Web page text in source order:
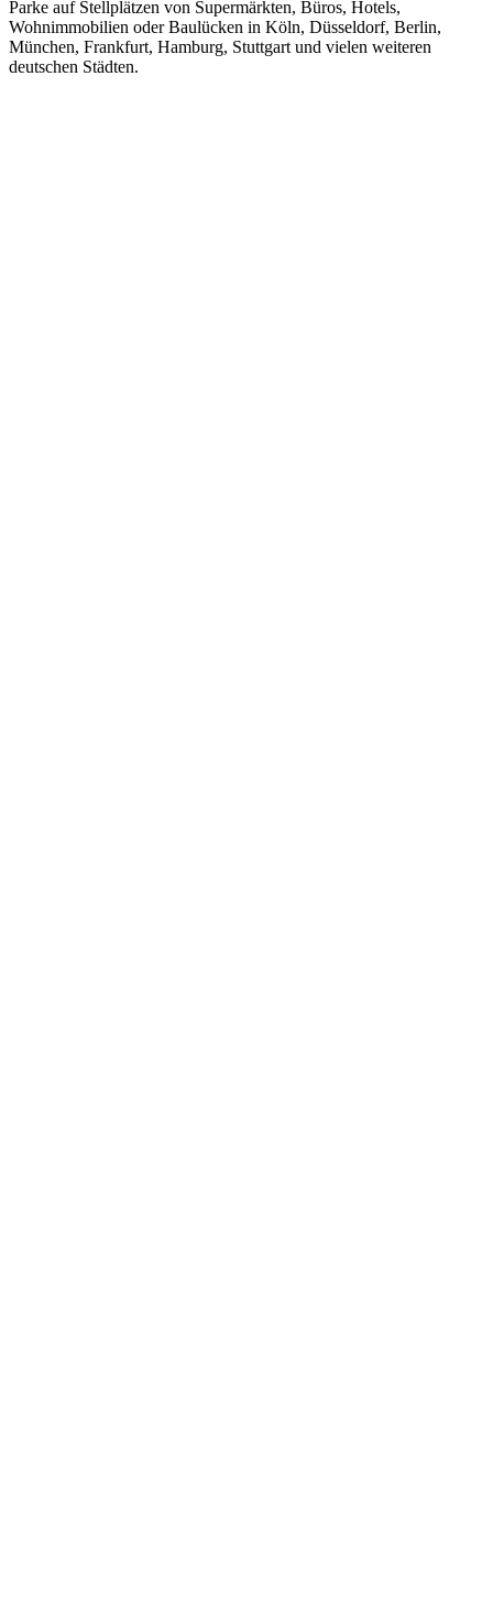
Parke auf Stellplätzen von Supermärkten, Büros, Hotels,
Wohnimmobilien oder Baulücken in Köln, Düsseldorf, Berlin,
München, Frankfurt, Hamburg, Stuttgart und vielen weiteren
deutschen Städten.